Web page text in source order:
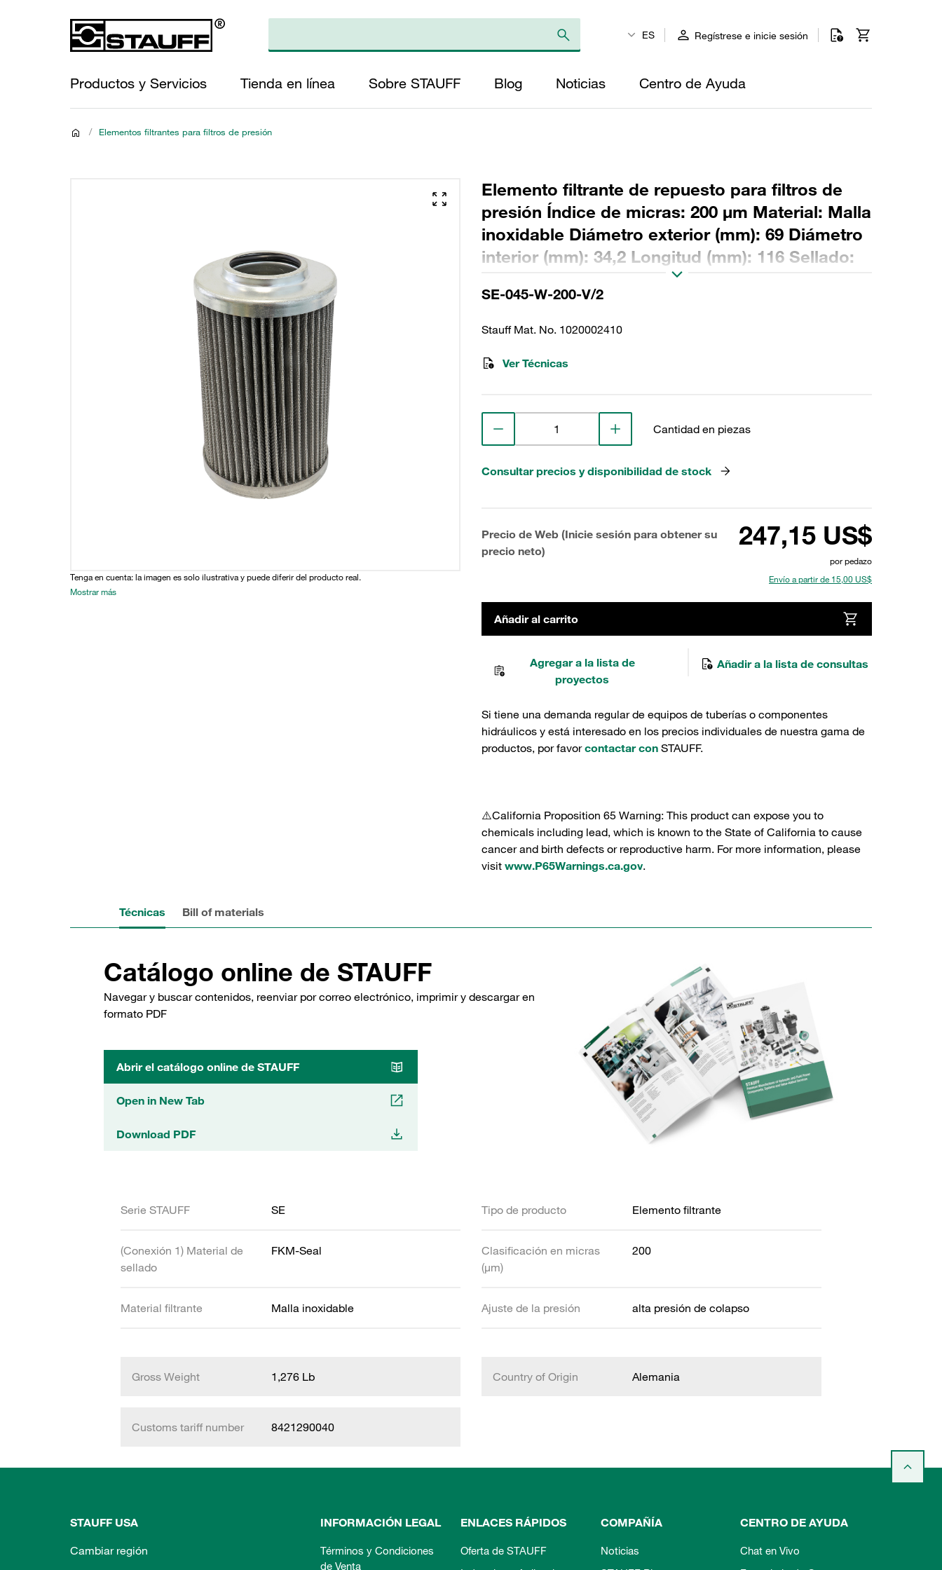
ES Regístrese e inicie sesión
Productos y Servicios Tienda en línea Sobre STAUFF Blog Noticias Centro de Ayuda
/ Elementos filtrantes para filtros de presión
Tenga en cuenta: la imagen es solo ilustrativa y puede diferir del producto real.
Mostrar más
Elemento filtrante de repuesto para filtros de
presión Índice de micras: 200 µm Material: Malla
inoxidable Diámetro exterior (mm): 69 Diámetro
interior (mm): 34,2 Longitud (mm): 116 Sellado:
SE-045-W-200-V/2
Stauff Mat. No. 1020002410
Ver Técnicas
Cantidad en piezas
Consultar precios y disponibilidad de stock
Precio de Web (Inicie sesión para obtener su
precio neto)
247,15 US$
por pedazo
Envío a partir de 15,00 US$
Añadir al carrito
Agregar a la lista de
proyectos
Añadir a la lista de consultas
Si tiene una demanda regular de equipos de tuberías o componentes
hidráulicos y está interesado en los precios individuales de nuestra gama de
productos, por favorcontactar con STAUFF.
⚠️California Proposition 65 Warning: This product can expose you to
chemicals including lead, which is known to the State of California to cause
cancer and birth defects or reproductive harm. For more information, please
visit www.P65Warnings.ca.gov.
Técnicas Bill of materials
Catálogo online de STAUFF
Navegar y buscar contenidos, reenviar por correo electrónico, imprimir y descargar en
formato PDF
Abrir el catálogo online de STAUFF
Open in New Tab
Download PDF
Serie STAUFF SE Tipo de producto Elemento filtrante
(Conexión 1) Material de
sellado
FKM-Seal
Clasificación en micras
(µm)
200
Material filtrante Malla inoxidable Ajuste de la presión alta presión de colapso
Gross Weight 1,276 Lb Country of Origin Alemania
Customs tariff number 8421290040
STAUFF USA
Cambiar región
INFORMACIÓN LEGAL
Términos y Condiciones
de Venta
ENLACES RÁPIDOS
Oferta de STAUFF
COMPAÑÍA
Noticias
CENTRO DE AYUDA
Chat en Vivo